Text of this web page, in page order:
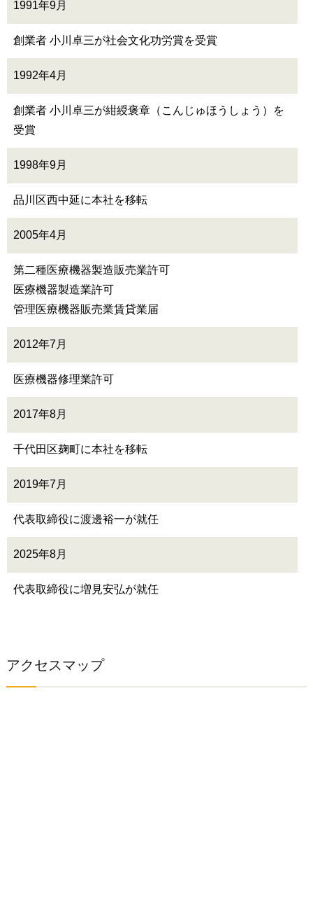
1991年9月
創業者 小川卓三が社会文化功労賞を受賞
1992年4月
創業者 小川卓三が紺綬褒章（こんじゅほうしょう）を
受賞
1998年9月
品川区西中延に本社を移転
2005年4月
第二種医療機器製造販売業許可
医療機器製造業許可
管理医療機器販売業賃貸業届
2012年7月
医療機器修理業許可
2017年8月
千代田区麹町に本社を移転
2019年7月
代表取締役に渡邊裕一が就任
2025年8月
代表取締役に増見安弘が就任
アクセスマップ